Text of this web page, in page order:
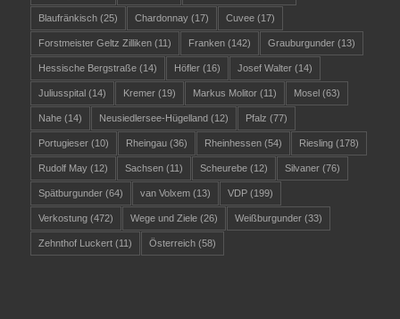
Blaufränkisch(25) Chardonnay(17) Cuvee(17)
Forstmeister Geltz Zilliken(11) Franken(142) Grauburgunder(13)
Hessische Bergstraße(14) Höfler(16) Josef Walter(14)
Juliusspital (14) Kremer(19) Markus Molitor(11) Mosel (63)
Nahe(14) Neusiedlersee-Hügelland (12) Pfalz (77)
Portugieser(10) Rheingau(36) Rheinhessen(54) Riesling(178)
Rudolf May(12) Sachsen(11) Scheurebe(12) Silvaner(76)
Spätburgunder(64) van Volxem(13) VDP(199)
Verkostung(472) Wege und Ziele(26) Weißburgunder(33)
Zehnthof Luckert(11) Österreich(58)